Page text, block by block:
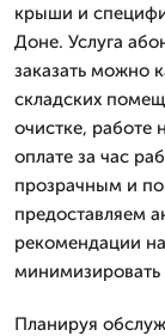
крыши и
Доне. Услуга
заказать можно
складских
очистке, работе
оплате за час
прозрачным и
предоставляем
рекомендации
минимизировать
Планируя